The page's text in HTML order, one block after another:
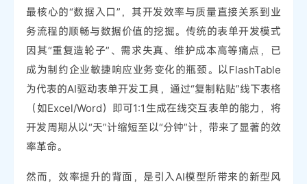
最核心的“数据入口”，其开发效率与质量直接关系到业
务流程的顺畅与数据价值的挖掘。传统的表单开发模式
因其“重复造轮子”、需求失真、维护成本高等痛点，已
成为制约企业敏捷响应业务变化的瓶颈。以FlashTable
为代表的AI驱动表单开发工具，通过“复制粘贴”线下表格
（如Excel/Word）即可1:1生成在线交互表单的能力，将
开发周期从以“天”计缩短至以“分钟”计，带来了显著的效
率革命。
然而，效率提升的背面，是引入AI模型所带来的新型风